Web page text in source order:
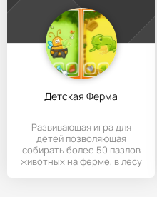
Детская Ферма
Развивающая игра для
детей позволяющая
собирать более 50 пазлов
животных на ферме, в лесу